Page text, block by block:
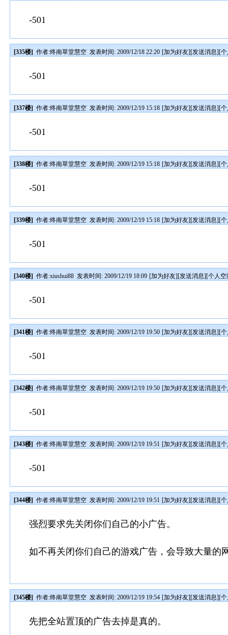
-501
[335楼] 作者:终南草堂慧空 发表时间: 2009/12/18 22:20 [加为好友][发送消息][
-501
[337楼] 作者:终南草堂慧空 发表时间: 2009/12/19 15:18 [加为好友][发送消息][
-501
[338楼] 作者:终南草堂慧空 发表时间: 2009/12/19 15:18 [加为好友][发送消息][
-501
[339楼] 作者:终南草堂慧空 发表时间: 2009/12/19 15:18 [加为好友][发送消息][
-501
[340楼] 作者:xiushui88 发表时间: 2009/12/19 18:09 [加为好友][发送消息][个人空
-501
[341楼] 作者:终南草堂慧空 发表时间: 2009/12/19 19:50 [加为好友][发送消息][
-501
[342楼] 作者:终南草堂慧空 发表时间: 2009/12/19 19:50 [加为好友][发送消息][
-501
[343楼] 作者:终南草堂慧空 发表时间: 2009/12/19 19:51 [加为好友][发送消息][
-501
[344楼] 作者:终南草堂慧空 发表时间: 2009/12/19 19:51 [加为好友][发送消息][
强烈要求先关闭你们自己的小广告。
如不再关闭你们自己的游戏广告，会导致大量的
[345楼] 作者:终南草堂慧空 发表时间: 2009/12/19 19:54 [加为好友][发送消息][
先把全站置顶的广告去掉是真的。